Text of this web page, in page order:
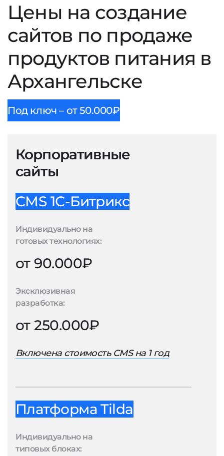
Цены на создание
сайтов по продаже
продуктов питания в
Архангельске
Под ключ – от 50.000₽
Корпоративные
сайты
CMS 1С-Битрикс
Индивидуально на
готовых технологиях:
от 90.000₽
Эксклюзивная
разработка:
от 250.000₽
Включена стоимость CMS на 1 год
Платформа Tilda
Индивидуально на
типовых блоках: